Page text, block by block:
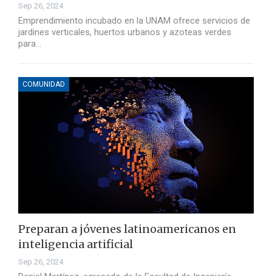
Sep 26, 2024
Emprendimiento incubado en la UNAM ofrece servicios de
jardines verticales, huertos urbanos y azoteas verdes
para…
COMUNIDAD
Preparan a jóvenes latinoamericanos en
inteligencia artificial
Sep 26, 2024